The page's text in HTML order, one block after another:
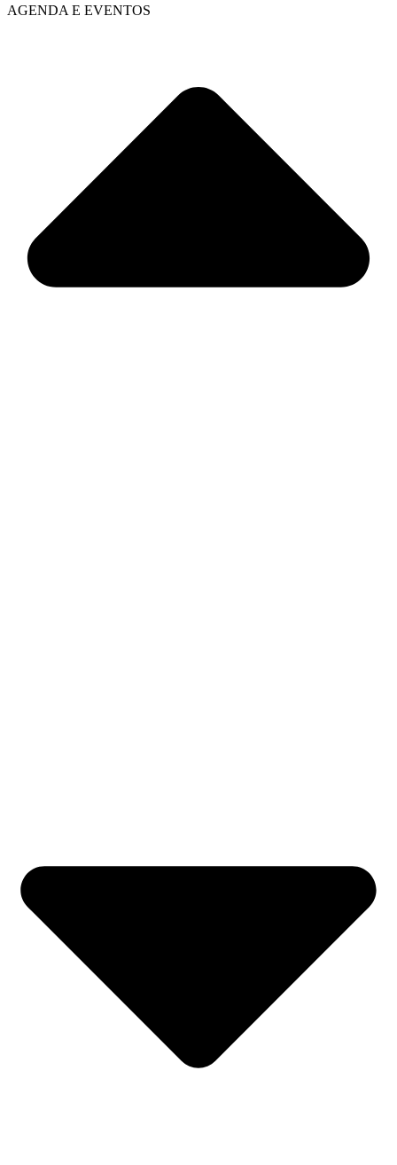
AGENDA E EVENTOS